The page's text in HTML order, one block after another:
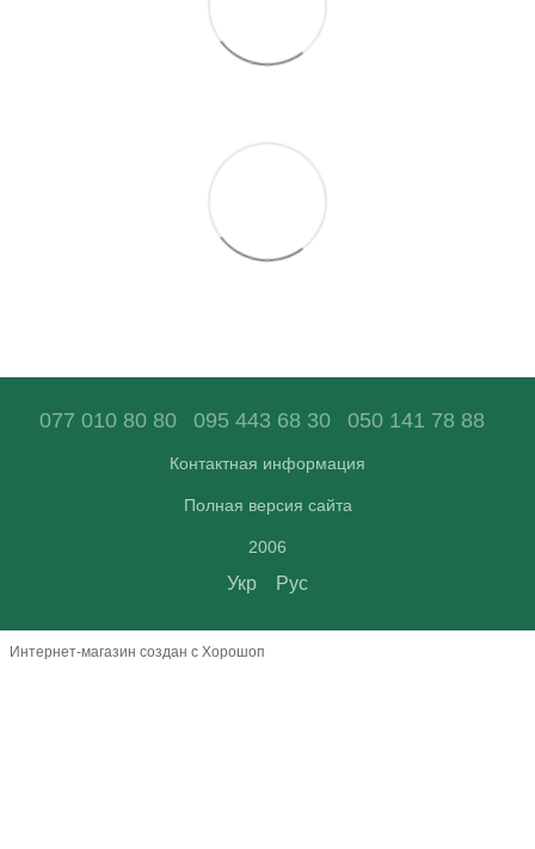
077 010 80 80 095 443 68 30 050 141 78 88
Контактная информация
Полная версия сайта
2006
Укр Рус
Интернет-магазин создан с Хорошоп